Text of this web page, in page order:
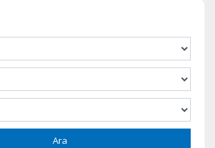
Ara